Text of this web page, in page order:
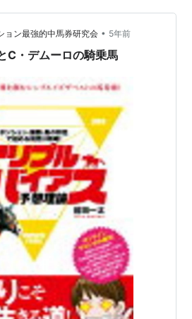
ョン最強的中馬券研究会 • 5年前
C・デムーロの騎乗馬